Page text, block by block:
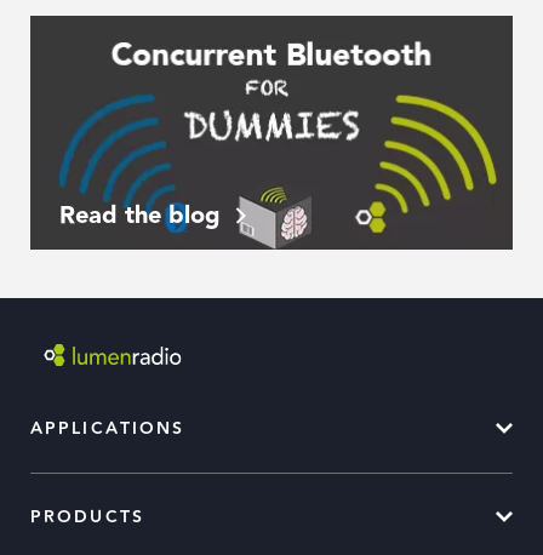
Read the blog
APPLICATIONS
PRODUCTS